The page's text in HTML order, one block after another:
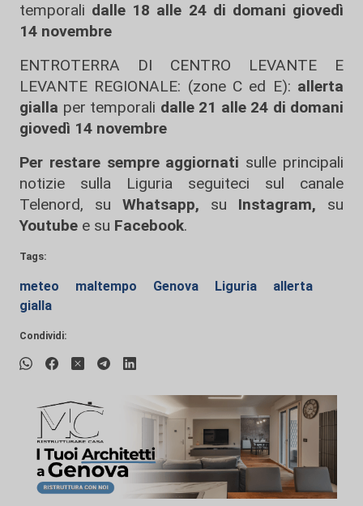
temporali dalle 18 alle 24 di domani giovedì
14 novembre
ENTROTERRA DI CENTRO LEVANTE E
LEVANTE REGIONALE: (zone C ed E): allerta
gialla per temporali dalle 21 alle 24 di domani
giovedì 14 novembre
Per restare sempre aggiornati sulle principali
notizie sulla Liguria seguiteci sul canale
Telenord, su
Whatsapp, su Instagram, su
Youtube e su Facebook.
Tags:
meteo maltempo Genova Liguria
allerta
gialla
Condividi: